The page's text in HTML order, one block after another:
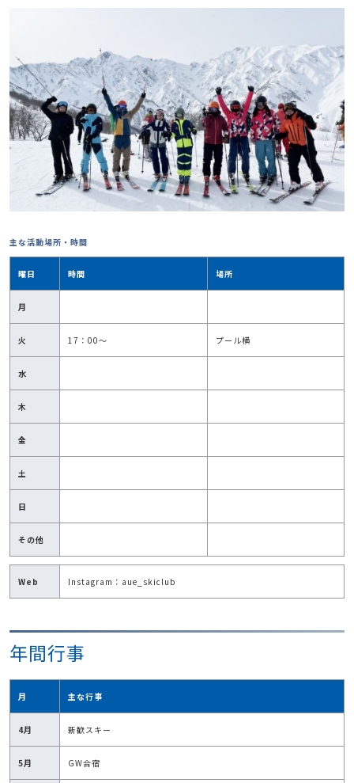
主な活動場所・時間
曜日 時間 場所
月
火 17：00～ プール横
水
木
金
土
日
その他
Web Instagram：aue_skiclub
年間行事
月 主な行事
4月 新歓スキー
5月 GW合宿